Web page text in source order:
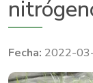
2022-